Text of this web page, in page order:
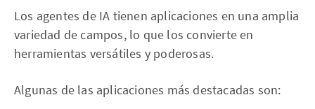
Los agentes de IA tienen aplicaciones en una amplia
variedad de campos, lo que los convierte en
herramientas versátiles y poderosas.
Algunas de las aplicaciones más destacadas son: